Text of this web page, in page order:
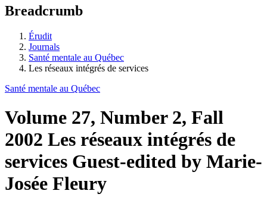
Breadcrumb
Érudit
Journals
Santé mentale au Québec
Les réseaux intégrés de services
Santé mentale au Québec
Volume 27, Number 2, Fall
2002 Les réseaux intégrés de
services Guest-edited by Marie-
Josée Fleury